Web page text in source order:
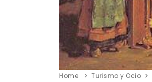
Home Turismo y Ocio